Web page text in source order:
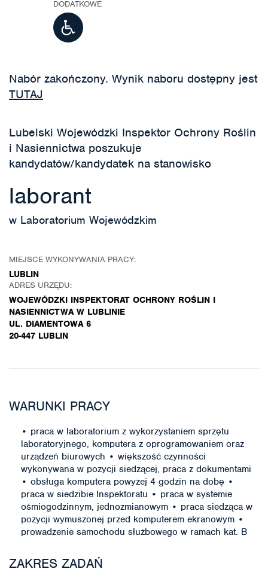
DODATKOWE
Nabór zakończony. Wynik naboru dostępny jest
TUTAJ
Lubelski Wojewódzki Inspektor Ochrony Roślin
i Nasiennictwa poszukuje
kandydatów/kandydatek na stanowisko
laborant
w Laboratorium Wojewódzkim
MIEJSCE WYKONYWANIA PRACY:
LUBLIN
ADRES URZĘDU:
WOJEWÓDZKI INSPEKTORAT OCHRONY ROŚLIN I
NASIENNICTWA W LUBLINIE
UL. DIAMENTOWA 6
20-447 LUBLIN
WARUNKI PRACY
• praca w laboratorium z wykorzystaniem sprzętu
laboratoryjnego, komputera z oprogramowaniem oraz
urządzeń biurowych • większość czynności
wykonywana w pozycji siedzącej, praca z dokumentami
• obsługa komputera powyżej 4 godzin na dobę •
praca w siedzibie Inspektoratu • praca w systemie
ośmiogodzinnym, jednozmianowym • praca siedząca w
pozycji wymuszonej przed komputerem ekranowym •
prowadzenie samochodu służbowego w ramach kat. B
ZAKRES ZADAŃ